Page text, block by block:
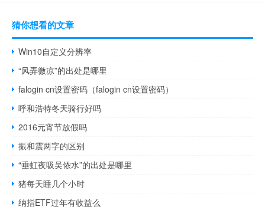
猜你想看的文章
Win10自定义分辨率
“风弄微凉”的出处是哪里
falogin cn设置密码（falogin cn设置密码）
呼和浩特冬天骑行好吗
2016元宵节放假吗
振和震两字的区别
“垂虹夜吸吴侬水”的出处是哪里
猪每天睡几个小时
纳指ETF过年有收益么